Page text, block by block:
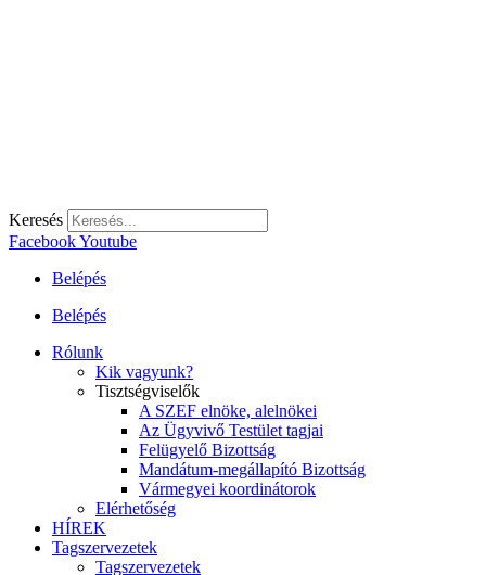
Keresés
FacebookYoutube
Belépés
Belépés
Rólunk
Kik vagyunk?
Tisztségviselők
A SZEF elnöke, alelnökei
Az Ügyvivő Testület tagjai
Felügyelő Bizottság
Mandátum-megállapító Bizottság
Vármegyei koordinátorok
Elérhetőség
HÍREK
Tagszervezetek
Tagszervezetek